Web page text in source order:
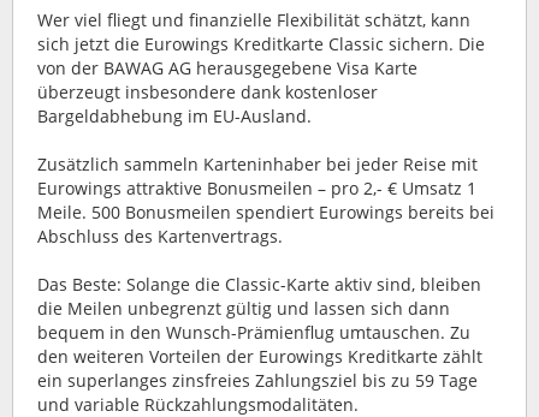
Wer viel fliegt und finanzielle Flexibilität schätzt, kann
sich jetzt die Eurowings Kreditkarte Classic sichern. Die
von der BAWAG AG herausgegebene Visa Karte
überzeugt insbesondere dank kostenloser
Bargeldabhebung im EU-Ausland.
Zusätzlich sammeln Karteninhaber bei jeder Reise mit
Eurowings attraktive Bonusmeilen – pro 2,- € Umsatz 1
Meile. 500 Bonusmeilen spendiert Eurowings bereits bei
Abschluss des Kartenvertrags.
Das Beste: Solange die Classic-Karte aktiv sind, bleiben
die Meilen unbegrenzt gültig und lassen sich dann
bequem in den Wunsch-Prämienflug umtauschen. Zu
den weiteren Vorteilen der Eurowings Kreditkarte zählt
ein superlanges zinsfreies Zahlungsziel bis zu 59 Tage
und variable Rückzahlungsmodalitäten.